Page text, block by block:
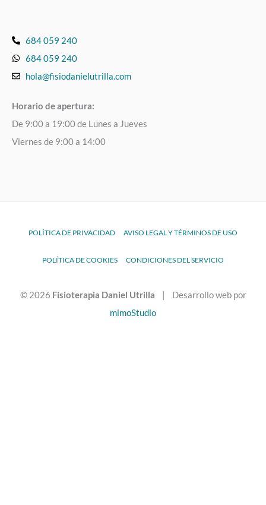
684 059 240
684 059 240
hola@fisiodanielutrilla.com
Horario de apertura:
De 9:00 a 19:00 de Lunes a Jueves
Viernes de 9:00 a 14:00
POLÍTICA DE PRIVACIDAD AVISO LEGAL Y TÉRMINOS DE USO
POLÍTICA DE COOKIES CONDICIONES DEL SERVICIO
© 2026 Fisioterapia Daniel Utrilla | Desarrollo web por
mimoStudio